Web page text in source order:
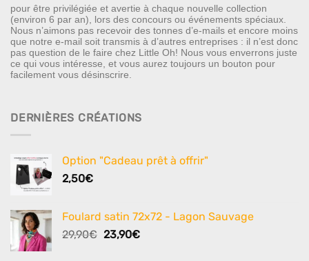
pour être privilégiée et avertie à chaque nouvelle collection
(environ 6 par an), lors des concours ou événements spéciaux.
Nous n’aimons pas recevoir des tonnes d’e-mails et encore moins
que notre e-mail soit transmis à d’autres entreprises : il n’est donc
pas question de le faire chez Little Oh! Nous vous enverrons juste
ce qui vous intéresse, et vous aurez toujours un bouton pour
facilement vous désinscrire.
DERNIÈRES CRÉATIONS
Option "Cadeau prêt à offrir"
2,50€
Foulard satin 72x72 - Lagon Sauvage
29,90€ Le
23,90€Le